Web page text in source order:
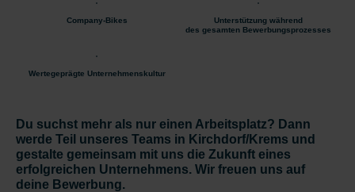
Company-Bikes
Unterstützung während
des gesamten Bewerbungsprozesses
Wertegeprägte Unternehmenskultur
Du suchst mehr als nur einen Arbeitsplatz? Dann
werde Teil unseres Teams in Kirchdorf/Krems und
gestalte gemeinsam mit uns die Zukunft eines
erfolgreichen Unternehmens. Wir freuen uns auf
deine Bewerbung.